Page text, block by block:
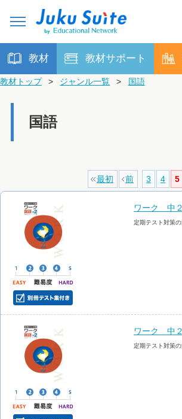
教材 教材サポート
教材トップ > ジャンル一覧 > 国語
国語
最初
前 3 4 5
ワーク 中
定期テスト対策の
ワーク 中
定期テスト対策の